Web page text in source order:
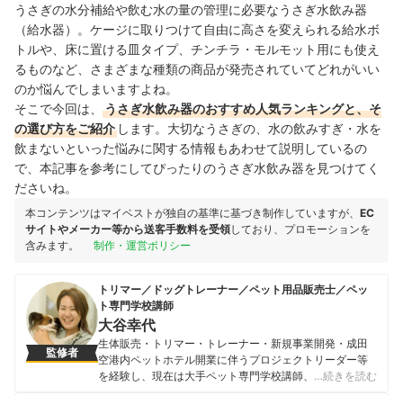
うさぎの水分補給や飲む水の量の管理に必要なうさぎ水飲み器
（給水器）。ケージに取りつけて自由に高さを変えられる給水ボ
トルや、床に置ける皿タイプ、チンチラ・モルモット用にも使え
るものなど、さまざまな種類の商品が発売されていてどれがいい
のか悩んでしまいますよね。
そこで今回は、
うさぎ水飲み器のおすすめ人気ランキングと、そ
の選び方をご紹介 します。大切なうさぎの、水の飲みすぎ・水を
飲まないといった悩みに関する情報もあわせて説明しているの
で、本記事を参考にしてぴったりのうさぎ水飲み器を見つけてく
ださいね。
本コンテンツはマイベストが独自の基準に基づき制作していますが、 EC
サイトやメーカー等から送客手数料を受領しており、プロモーションを
含みます。
制作・運営ポリシー
監修者
トリマー／ドッグトレーナー／ペット用品販売士／ペッ
ト専門学校講師
大谷幸代
生体販売・トリマー・トレーナー・新規事業開発・成田
空港内ペットホテル開業に伴うプロジェクトリーダー等
を経験し、現在は大手ペット専門学校講師、海外製ペッ
…続きを読む